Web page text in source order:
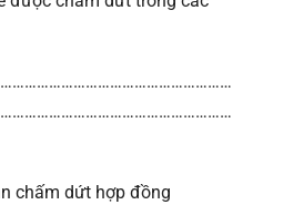
chấm dứt hợp đồng